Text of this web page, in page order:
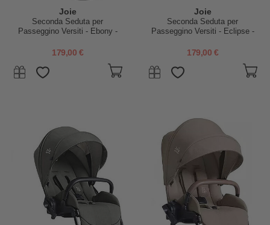
Joie
Seconda Seduta per
Passeggino Versiti - Ebony -
179,00 €
Joie
Seconda Seduta per
Passeggino Versiti - Eclipse -
179,00 €